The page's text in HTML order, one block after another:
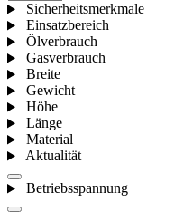
Sicherheitsmerkmale
Einsatzbereich
Ölverbrauch
Gasverbrauch
Breite
Gewicht
Höhe
Länge
Material
Aktualität
Betriebsspannung